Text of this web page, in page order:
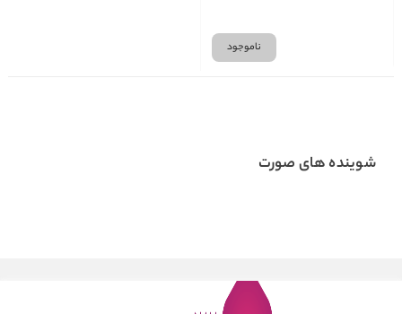
ناموجود
شوینده های صورت